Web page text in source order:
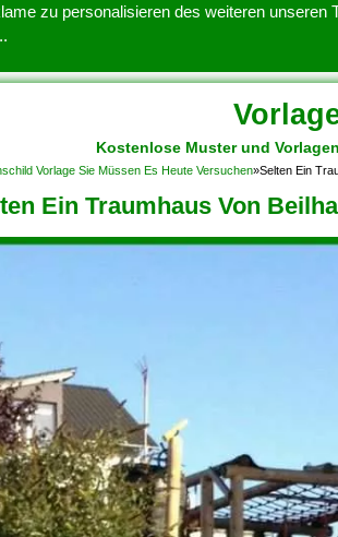
zu personalisieren des weiteren
DATENSCHUTZERKLARUNG
Kostenlose Muster und
Vorlage Sie Müssen Es Heute Versuchen»Selten Ein
Ein Traumhaus Von